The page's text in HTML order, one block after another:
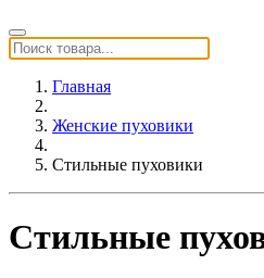
Главная
Женские пуховики
Стильные пуховики
Стильные